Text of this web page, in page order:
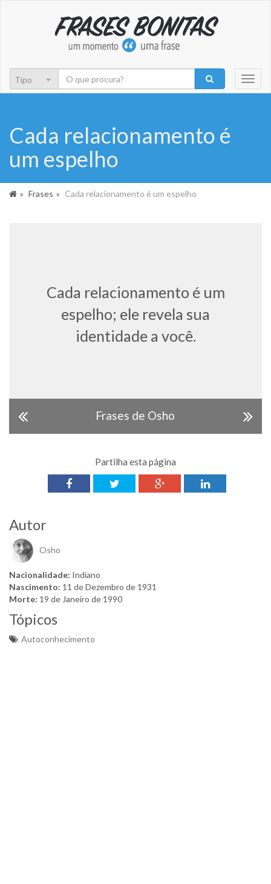
Cada relacionamento é
um espelho
Frases Cada relacionamento é um espelho
Cada relacionamento é um
espelho; ele revela sua
identidade a você.
Frases de Osho
Partilha esta página
Autor
Osho
Nacionalidade: Indiano
Nascimento: 11 de Dezembro de 1931
Morte: 19 de Janeiro de 1990
Tópicos
Autoconhecimento